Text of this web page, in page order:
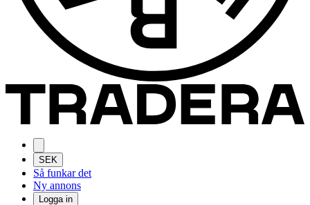
SEK
Så funkar det
Ny annons
Logga in